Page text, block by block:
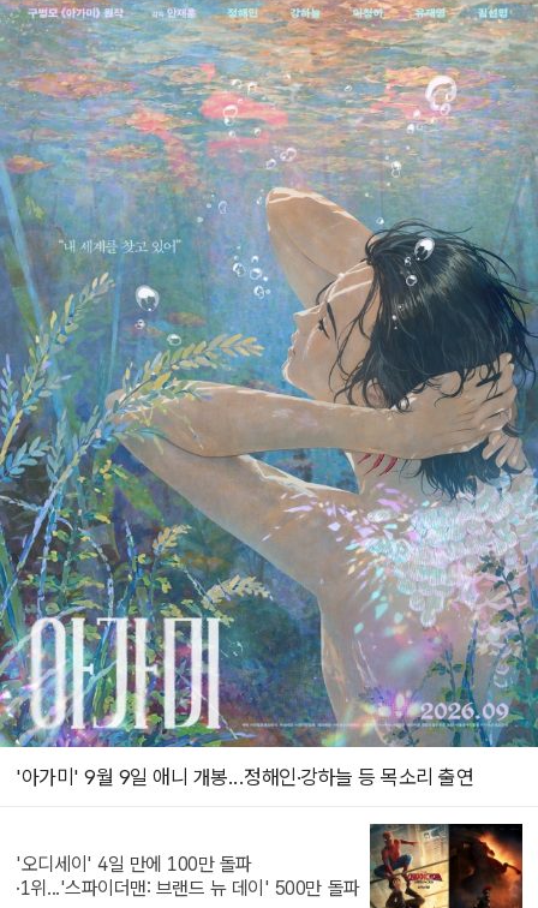
'아가미' 9월 9일 애니 개봉...정해인·강하늘 등 목소리 출연
'오디세이' 4일 만에 100만 돌파
·1위...'스파이더맨: 브랜드 뉴 데이' 500만 돌파